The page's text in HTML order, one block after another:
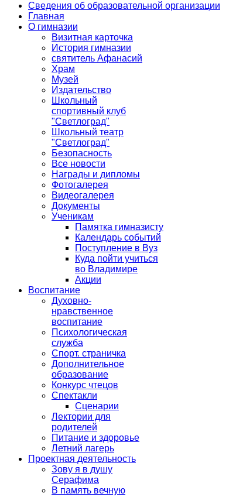
Сведения об образовательной организации
Главная
О гимназии
Визитная карточка
История гимназии
святитель Афанасий
Храм
Музей
Издательство
Школьный
спортивный клуб
"Светлоград"
Школьный театр
"Светлоград"
Безопасность
Все новости
Награды и дипломы
Фотогалерея
Видеогалерея
Документы
Ученикам
Памятка гимназисту
Календарь событий
Поступление в Вуз
Куда пойти учиться
во Владимире
Акции
Воспитание
Духовно-
нравственное
воспитание
Психологическая
служба
Спорт. страничка
Дополнительное
образование
Конкурс чтецов
Спектакли
Сценарии
Лектории для
родителей
Питание и здоровье
Летний лагерь
Проектная деятельность
Зову я в душу
Серафима
В память вечную